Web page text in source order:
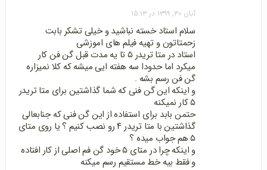
آبان ۳۰, ۱۳۹۹ در ۱۵:۱۳
سلام استاد خسته نباشید و خیلی تشکر بابت
زحمتاتون و تهیه فیلم های اموزشی
استاد در متا تریدر ۵ تا یه مدت قبل گن فن کار
میکرد اما حدودا سه هفته ایی میشه که کلا نمیزاره
گن فن رسم بشه .
و اینکه این گن فنی که شما گذاشتین برای متا تریدر
۵ کار نمیکنه
حتمن بابد برای استفاده از این گن فنی که جنابعالی
گذاشتین با متا تریدر ۴ رو نصب کنیم ؟ یا روی متای
۵ هم جواب میده ؟
و اینکه چرا در متای ۵ خود گن فم اصلی از کار افتاده
و فقط بیه خط مستقیم رسم میکنه